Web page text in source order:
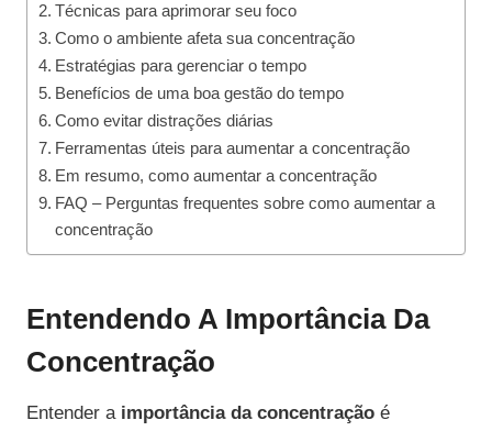
Técnicas para aprimorar seu foco
Como o ambiente afeta sua concentração
Estratégias para gerenciar o tempo
Benefícios de uma boa gestão do tempo
Como evitar distrações diárias
Ferramentas úteis para aumentar a concentração
Em resumo, como aumentar a concentração
FAQ – Perguntas frequentes sobre como aumentar a
concentração
Entendendo A Importância Da
Concentração
Entender a importância da concentração é